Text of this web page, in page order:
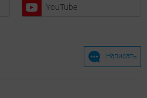
YouTube
Написать